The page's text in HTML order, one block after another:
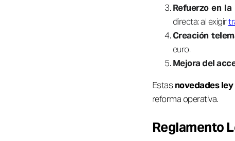
Refuerzo en
directa: al exigir
Creación
euro.
Mejora del
Estasnovedades
reforma operativa.
Reglamento